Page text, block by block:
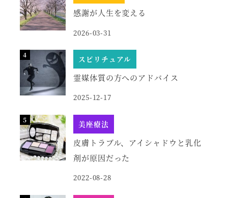
感謝が人生を変える
2026-03-31
スピリチュアル
霊媒体質の方へのアドバイス
2025-12-17
美座療法
皮膚トラブル、アイシャドウと乳化
剤が原因だった
2022-08-28